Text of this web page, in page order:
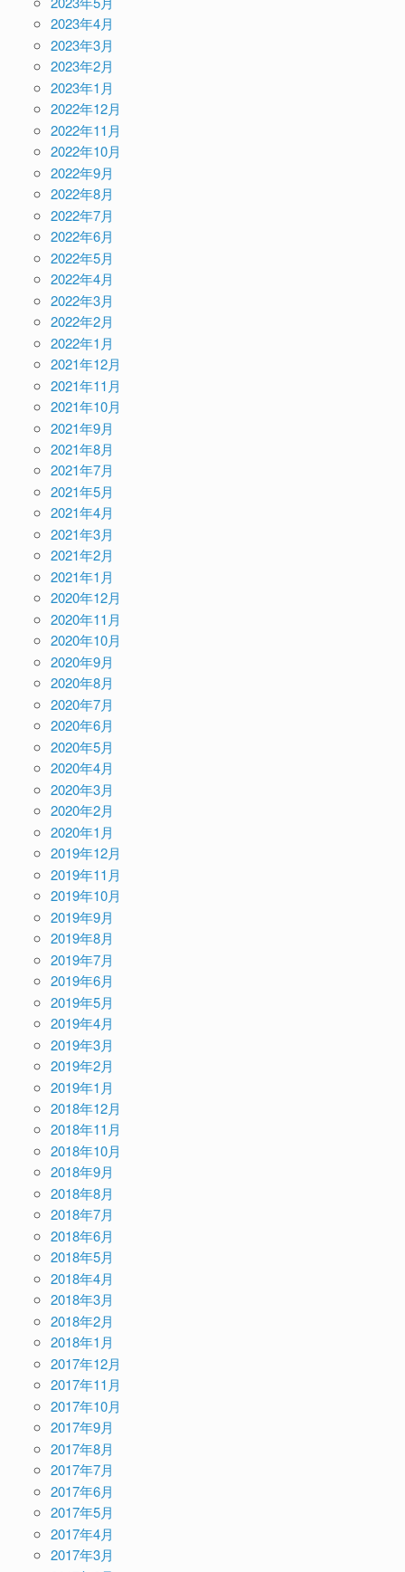
2023年4月
2023年3月
2023年2月
2023年1月
2022年12月
2022年11月
2022年10月
2022年9月
2022年8月
2022年7月
2022年6月
2022年5月
2022年4月
2022年3月
2022年2月
2022年1月
2021年12月
2021年11月
2021年10月
2021年9月
2021年8月
2021年7月
2021年5月
2021年4月
2021年3月
2021年2月
2021年1月
2020年12月
2020年11月
2020年10月
2020年9月
2020年8月
2020年7月
2020年6月
2020年5月
2020年4月
2020年3月
2020年2月
2020年1月
2019年12月
2019年11月
2019年10月
2019年9月
2019年8月
2019年7月
2019年6月
2019年5月
2019年4月
2019年3月
2019年2月
2019年1月
2018年12月
2018年11月
2018年10月
2018年9月
2018年8月
2018年7月
2018年6月
2018年5月
2018年4月
2018年3月
2018年2月
2018年1月
2017年12月
2017年11月
2017年10月
2017年9月
2017年8月
2017年7月
2017年6月
2017年5月
2017年4月
2017年3月